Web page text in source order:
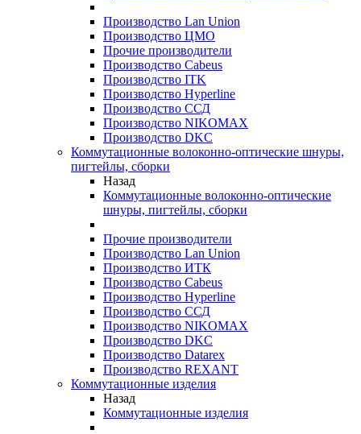
Производство Lan Union
Производство ЦМО
Прочие производители
Производство Cabeus
Производство ITK
Производство Hyperline
Производство ССД
Производство NIKOMAX
Производство DKC
Коммутационные волоконно-оптические шнуры,
пигтейлы, сборки
Назад
Коммутационные волоконно-оптические
шнуры, пигтейлы, сборки
Прочие производители
Производство Lan Union
Производство ИТК
Производство Cabeus
Производство Hyperline
Производство ССД
Производство NIKOMAX
Производство DKC
Производство Datarex
Производство REXANT
Коммутационные изделия
Назад
Коммутационные изделия